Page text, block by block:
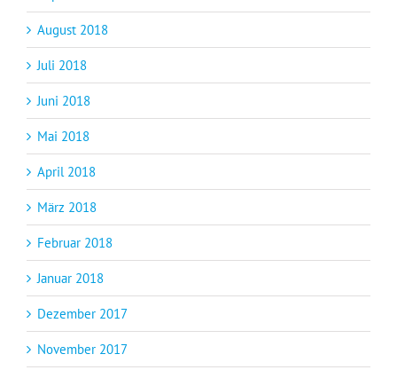
August 2018
Juli 2018
Juni 2018
Mai 2018
April 2018
März 2018
Februar 2018
Januar 2018
Dezember 2017
November 2017